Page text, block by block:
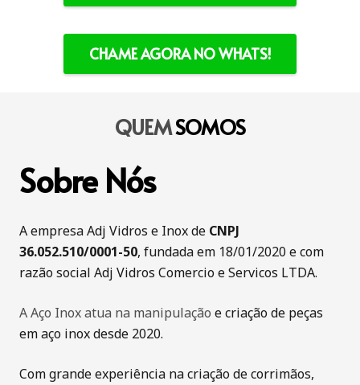
CHAME AGORA NO WHATS!
QUEMSOMOS
Sobre Nós
A empresa Adj Vidros e Inox de CNPJ
36.052.510/0001-50, fundada em 18/01/2020 e com
razão social Adj Vidros Comercio e Servicos LTDA.
A Aço Inox atua na manipulação e criação de peças
em aço inox desde 2020.
Com grande experiência na criação de corrimãos,